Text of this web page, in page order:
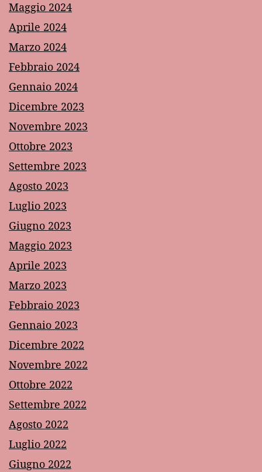
Maggio 2024
Aprile 2024
Marzo 2024
Febbraio 2024
Gennaio 2024
Dicembre 2023
Novembre 2023
Ottobre 2023
Settembre 2023
Agosto 2023
Luglio 2023
Giugno 2023
Maggio 2023
Aprile 2023
Marzo 2023
Febbraio 2023
Gennaio 2023
Dicembre 2022
Novembre 2022
Ottobre 2022
Settembre 2022
Agosto 2022
Luglio 2022
Giugno 2022